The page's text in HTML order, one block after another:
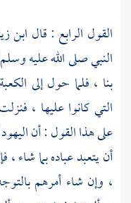
القول الرابع : قال ابن
النبي صلى الله عليه
بنا ، فلما حول إلى الكعبة
التي كانوا عليها ،
على هذا القول : أناليهود
أن يتعبد عباده بما شاء
، وإن شاء أمرهم